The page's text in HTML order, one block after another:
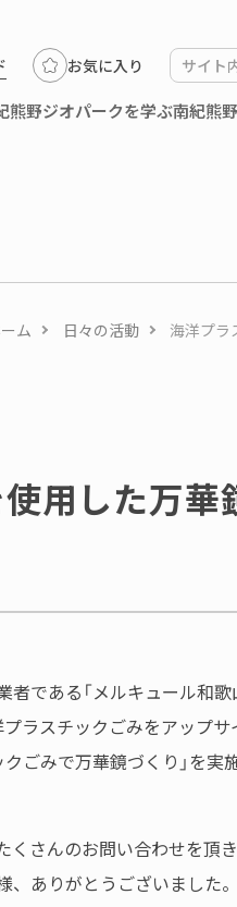
お気に入り
熊野ジオパークを学ぶ南紀熊
ム 日々の活動 海洋プラ
用した万華
者である「メルキュール和
プラスチックごみをアップ
ごみで万華鏡づくり」を実
さんのお問い合わせを頂
ありがとうございました。